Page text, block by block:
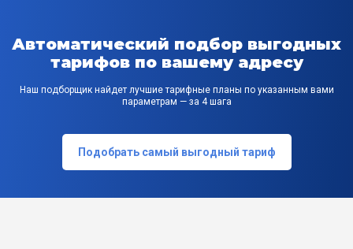
Автоматический подбор выгодных
тарифов по вашему адресу
Наш подборщик найдет лучшие тарифные планы по указанным вами
параметрам — за 4 шага
Подобрать самый выгодный тариф